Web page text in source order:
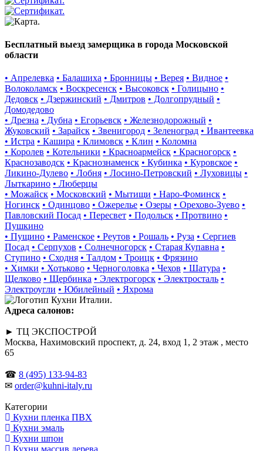
Бесплатный выезд замерщика в города Московской
области
• Апрелевка • Балашиха • Бронницы • Верея • Видное •
Волоколамск • Воскресенск • Высоковск • Голицыно •
Дедовск • Дзержинский • Дмитров • Долгопрудный •
Домодедово
• Дрезна • Дубна • Егорьевск • Железнодорожный •
Жуковский • Зарайск • Звенигород • Зеленоград • Ивантеевка
• Истра • Кашира • Климовск • Клин • Коломна
• Королев • Котельники • Красноармейск • Красногорск •
Краснозаводск • Краснознаменск • Кубинка • Куровское •
Ликино-Дулево • Лобня • Лосино-Петровский • Луховицы •
Лыткарино • Люберцы
• Можайск • Московский • Мытищи • Наро-Фоминск •
Ногинск • Одинцово • Ожерелье • Озеры • Орехово-Зуево •
Павловский Посад • Пересвет • Подольск • Протвино •
Пушкино
• Пущино • Раменское • Реутов • Рошаль • Руза • Сергиев
Посад • Серпухов • Солнечногорск • Старая Купавна •
Ступино • Сходня • Талдом • Троицк • Фрязино
• Химки • Хотьково • Черноголовка • Чехов • Шатура •
Щелково • Щербинка • Электрогорск • Электросталь •
Электроугли • Юбилейный • Яхрома
Адреса салонов:
► ТЦ ЭКСПОСТРОЙ
Москва, Нахимовский проспект, д. 24, вход 1, 2 этаж , место
65
☎ 8 (495) 133-94-83
✉ order@kuhni-italy.ru
Категории
Кухни пленка ПВХ
Кухни эмаль
Кухни шпон
Кухни массив дерева